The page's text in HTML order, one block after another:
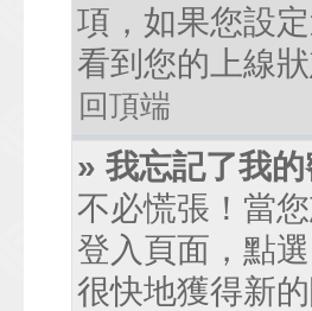
項，如果您設
看到您的上線
回頂端
» 我忘記了我的
不必慌張！當
登入頁面，點選
很快地獲得新的